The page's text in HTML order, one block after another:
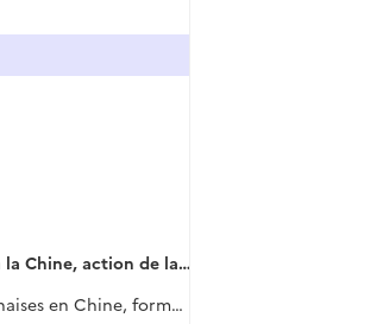
action de la Croix-Rouge.
Etablissement d'autorités pro-japonaises en Chine, formation du gouvernement fantoche de Nankin sous la direction de Wang Ching-Wei.